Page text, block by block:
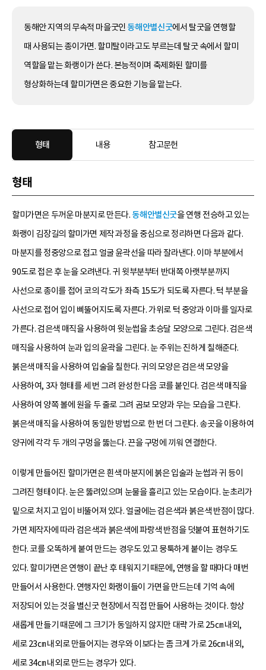
동해안 지역의 무속적 마을굿인 동해안별신굿에서 탈굿을 연행할
때 사용되는 종이가면. 할미탈이라고도 부르는데 탈굿 속에서 할미
역할을 맡는 화랭이가 쓴다. 본능적이며 축제화된 할미를
형상화하는데 할미가면은 중요한 기능을 맡는다.
형태 내용 참고문헌
형태
할미가면은 두꺼운 마분지로 만든다. 동해안별신굿을 연행 전승하고 있는
화랭이 김장길의 할미가면 제작 과정을 중심으로 정리하면 다음과 같다.
마분지를 정중앙으로 접고 얼굴 윤곽선을 따라 잘라낸다. 이마 부분에서
90도로 접은 후 눈을 오려낸다. 귀 윗부분부터 반대쪽 아랫부분까지
사선으로 종이를 접어 코의 각도가 좌측 15도가 되도록 자른다. 턱 부분을
사선으로 접어 입이 삐뚤어지도록 자른다. 가위로 턱 중앙과 이마를 일자로
가른다. 검은색 매직을 사용하여 윗눈썹을 초승달 모양으로 그린다. 검은색
매직을 사용하여 눈과 입의 윤곽을 그린다. 눈 주위는 진하게 칠해준다.
붉은색 매직을 사용하여 입술을 칠한다. 귀의 모양은 검은색 모양을
사용하여, 3자 형태를 세 번 그려 완성한 다음 코를 붙인다. 검은색 매직을
사용하여 양쪽 볼에 원을 두 줄로 그려 곰보 모양과 우는 모습을 그린다.
붉은색 매직을 사용하여 동일한 방법으로 한 번 더 그린다. 송곳을 이용하여
양귀에 각각 두 개의 구멍을 뚫는다. 끈을 구멍에 끼워 연결한다.
이렇게 만들어진 할미가면은 흰색 마분지에 붉은 입술과 눈썹과 귀 등이
그려진 형태이다. 눈은 뚫려있으며 눈물을 흘리고 있는 모습이다. 눈초리가
밑으로 처지고 입이 비뚤어져 있다. 얼굴에는 검은색과 붉은색 반점이 많다.
가면 제작자에 따라 검은색과 붉은색에 파랑색 반점을 덧붙여 표현하기도
한다. 코를 오똑하게 붙여 만드는 경우도 있고 뭉툭하게 붙이는 경우도
있다. 할미가면은 연행이 끝난 후 태워지기 때문에, 연행을 할 때마다 매번
만들어서 사용한다. 연행자인 화랭이들이 가면을 만드는데 기억 속에
저장되어 있는 것을 별신굿 현장에서 직접 만들어 사용하는 것이다. 항상
새롭게 만들기 때문에 그 크기가 동일하지 않지만 대략 가로 25㎝ 내외,
세로 23㎝ 내외로 만들어지는 경우와 이보다는 좀 크게 가로 26㎝ 내외,
세로 34㎝ 내외로 만드는 경우가 있다.